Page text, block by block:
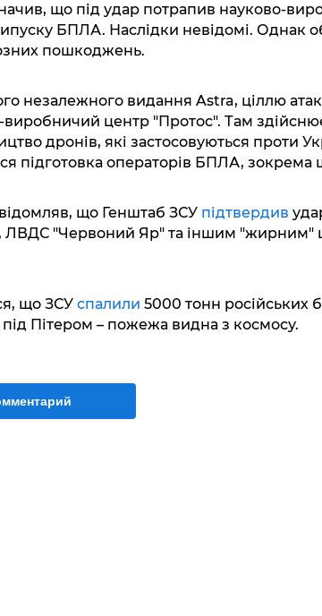
що під удар потрапив науково-
БПЛА. Наслідки невідомі. Однак
пошкоджень.
незалежного видання Astra, ціллю
виробничий центр "Протос". Там
дронів, які застосовуються проти
підготовка операторів БПЛА, зокрема
що Генштаб ЗСУ підтвердив
ЛВДС "Червоний Яр" та іншим "жирним"
що ЗСУ спалили 5000 тонн російських
Пітером – пожежа видна з космосу.